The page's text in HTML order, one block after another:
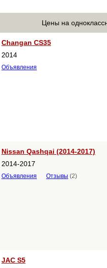
Цены на
Changan CS35
2014
Объявления
Nissan Qashqai (2014-2017)
2014-2017
Объявления Отзывы (2)
JAC S5